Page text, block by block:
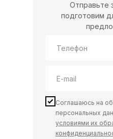
Соглашаюсь на
персональных
условиями их
Отправьте
подготовим
Аудит производства